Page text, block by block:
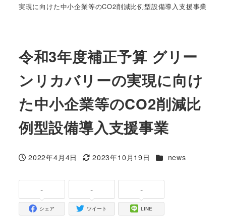
実現に向けた中小企業等のCO2削減比例型設備導入支援事業
令和3年度補正予算 グリー
ンリカバリーの実現に向け
た中小企業等のCO2削減比
例型設備導入支援事業
投稿日
2022年4月4日
更新日
2023年10月19日 カテゴリー
news
-
シェア
-
ツイート
-
LINE